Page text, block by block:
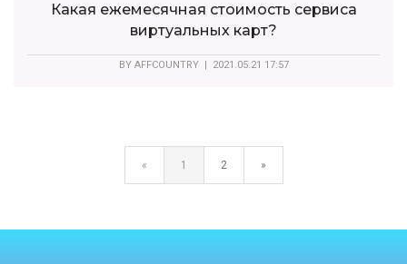
Какая ежемесячная стоимость сервиса
виртуальных карт?
BY AFFCOUNTRY| 2021.05.21 17:57
« 1 2 »